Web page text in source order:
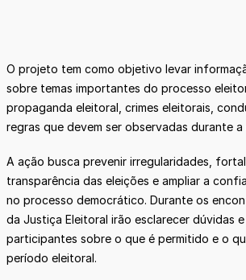
O projeto tem como objetivo levar
sobre temas importantes do processo
propaganda eleitoral, crimes eleitorais,
regras que devem ser observadas durante a
A ação busca prevenir irregularidades,
transparência das eleições e ampliar a
no processo democrático. Durante os
da Justiça Eleitoral irão esclarecer dúvidas
participantes sobre o que é permitido e o
período eleitoral.